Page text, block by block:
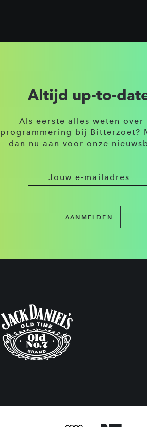
Altijd up-to-
Als eerste alles weten over
programmering bij Bitterzoet?
dan nu aan voor onze
AANMELDEN